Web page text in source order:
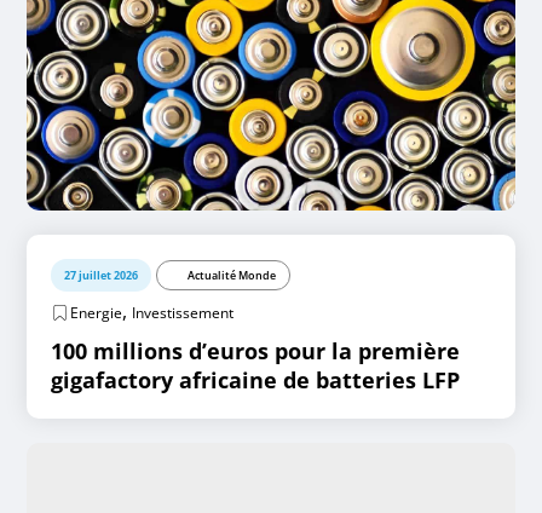
27 juillet 2026 Actualité Monde
Energie, Investissement
100 millions d’euros pour la première
gigafactory africaine de batteries LFP